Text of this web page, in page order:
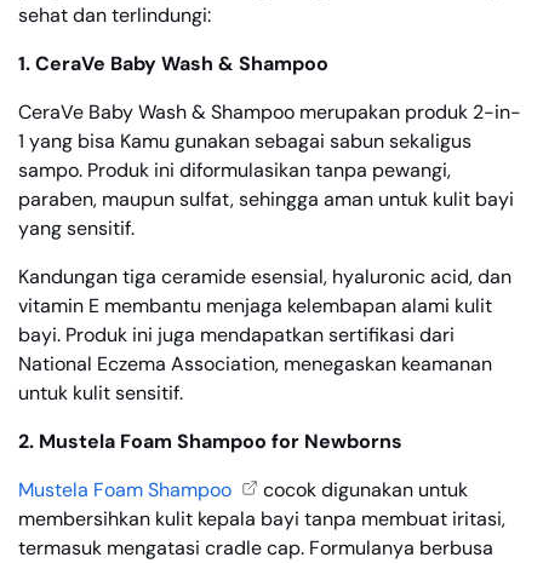
sehat dan terlindungi:
1. CeraVe Baby Wash & Shampoo
CeraVe Baby Wash & Shampoo merupakan produk 2-in-
1 yang bisa Kamu gunakan sebagai sabun sekaligus
sampo. Produk ini diformulasikan tanpa pewangi,
paraben, maupun sulfat, sehingga aman untuk kulit bayi
yang sensitif.
Kandungan tiga ceramide esensial, hyaluronic acid, dan
vitamin E membantu menjaga kelembapan alami kulit
bayi. Produk ini juga mendapatkan sertifikasi dari
National Eczema Association, menegaskan keamanan
untuk kulit sensitif.
2. Mustela Foam Shampoo for Newborns
Mustela Foam Shampoo
cocok digunakan untuk
membersihkan kulit kepala bayi tanpa membuat iritasi,
termasuk mengatasi cradle cap. Formulanya berbusa